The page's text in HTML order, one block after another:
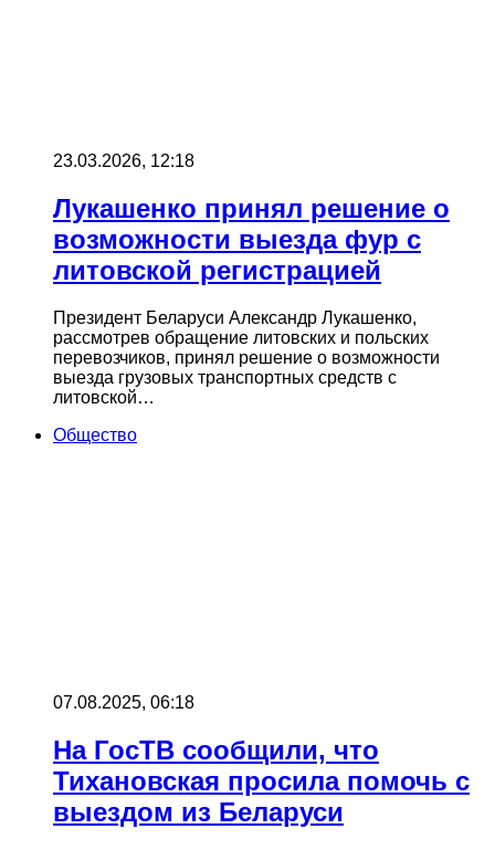
23.03.2026, 12:18
Лукашенко принял решение о
возможности выезда фур с
литовской регистрацией
Президент Беларуси Александр Лукашенко,
рассмотрев обращение литовских и польских
перевозчиков, принял решение о возможности
выезда грузовых транспортных средств с
литовской…
Общество
07.08.2025, 06:18
На ГосТВ сообщили, что
Тихановская просила помочь с
выездом из Беларуси